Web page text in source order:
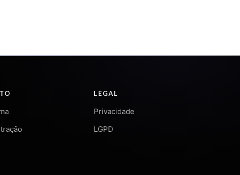
LEGAL
Privacidade
LGPD